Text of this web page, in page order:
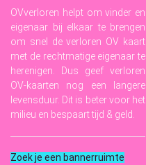
OVverloren helpt om vinder en
eigenaar bij elkaar te brengen
om snel de verloren OV kaart
met de rechtmatige eigenaar te
herenigen. Dus geef verloren
OV-kaarten nog een langere
levensduur. Dit is beter voor het
milieu en bespaart tijd & geld.
Zoek je een bannerruimte